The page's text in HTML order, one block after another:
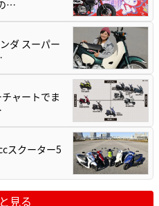
…
ダ スーパー
ャートでま
スクーター5
見る